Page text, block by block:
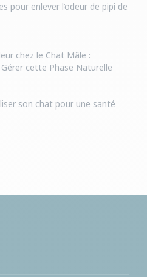
pour enlever l’odeur de pipi de
chez le Chat Mâle :
cette Phase Naturelle
son chat pour une santé